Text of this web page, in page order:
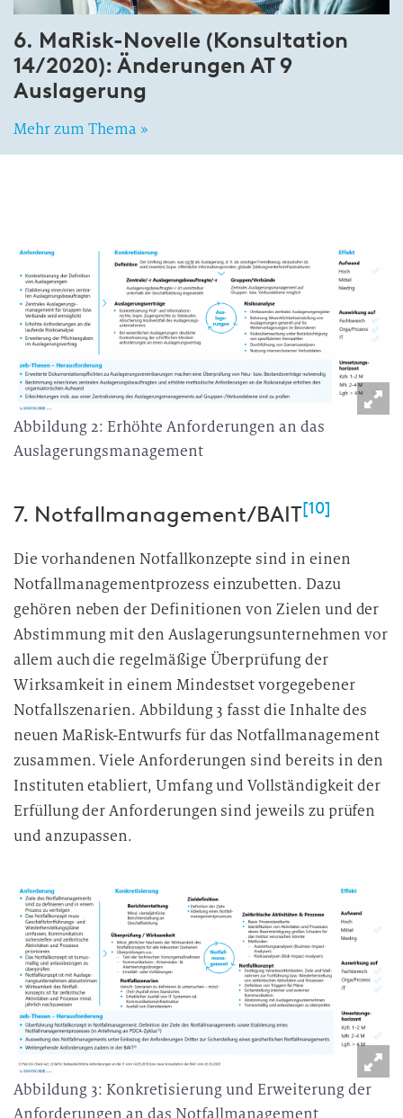
6. MaRisk-Novelle (Konsultation
14/2020): Änderungen AT 9
Auslagerung
Mehr zum Thema »
Abbildung 2: Erhöhte Anforderungen an das
Auslagerungsmanagement
7. Notfallmanagement/BAIT[10]
Die vorhandenen Notfallkonzepte sind in einen
Notfallmanagementprozess einzubetten. Dazu
gehören neben der Definitionen von Zielen und der
Abstimmung mit den Auslagerungsunternehmen vor
allem auch die regelmäßige Überprüfung der
Wirksamkeit in einem Mindestset vorgegebener
Notfallszenarien. Abbildung 3 fasst die Inhalte des
neuen MaRisk-Entwurfs für das Notfallmanagement
zusammen. Viele Anforderungen sind bereits in den
Instituten etabliert, Umfang und Vollständigkeit der
Erfüllung der Anforderungen sind jeweils zu prüfen
und anzupassen.
Abbildung 3: Konkretisierung und Erweiterung der
Anforderungen an das Notfallmanagement